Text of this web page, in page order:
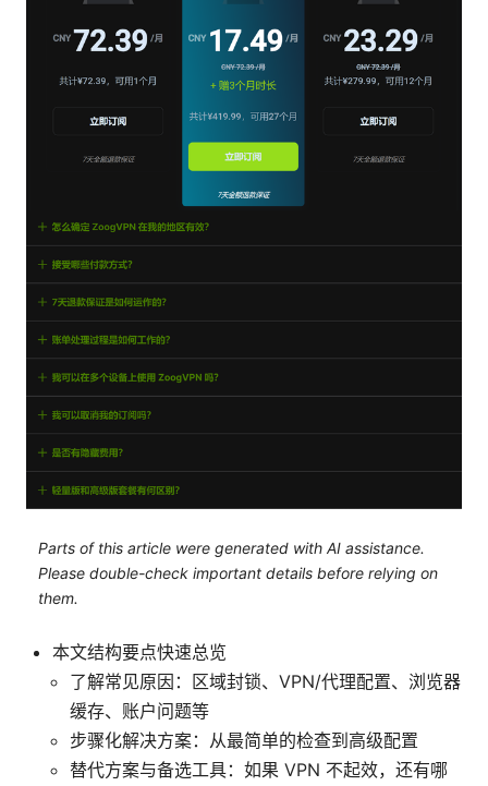
Parts of this article were generated with AI assistance.
Please double-check important details before relying on
them.
本文结构要点快速总览
了解常见原因：区域封锁、VPN/代理配置、浏览器
缓存、账户问题等
步骤化解决方案：从最简单的检查到高级配置
替代方案与备选工具：如果 VPN 不起效，还有哪